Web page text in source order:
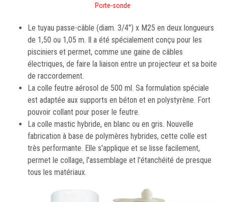
Porte-sonde
Le tuyau passe-câble (diam. 3/4") x M25 en deux longueurs
de 1,50 ou 1,05 m. Il a été spécialement conçu pour les
pisciniers et permet, comme une gaine de câbles
électriques, de faire la liaison entre un projecteur et sa boite
de raccordement.
La colle feutre aérosol de 500 ml. Sa formulation spéciale
est adaptée aux supports en béton et en polystyrène. Fort
pouvoir collant pour poser le feutre.
La colle mastic hybride, en blanc ou en gris. Nouvelle
fabrication à base de polymères hybrides, cette colle est
très performante. Elle s'applique et se lisse facilement,
permet le collage, l'assemblage et l'étanchéité de presque
tous les matériaux.